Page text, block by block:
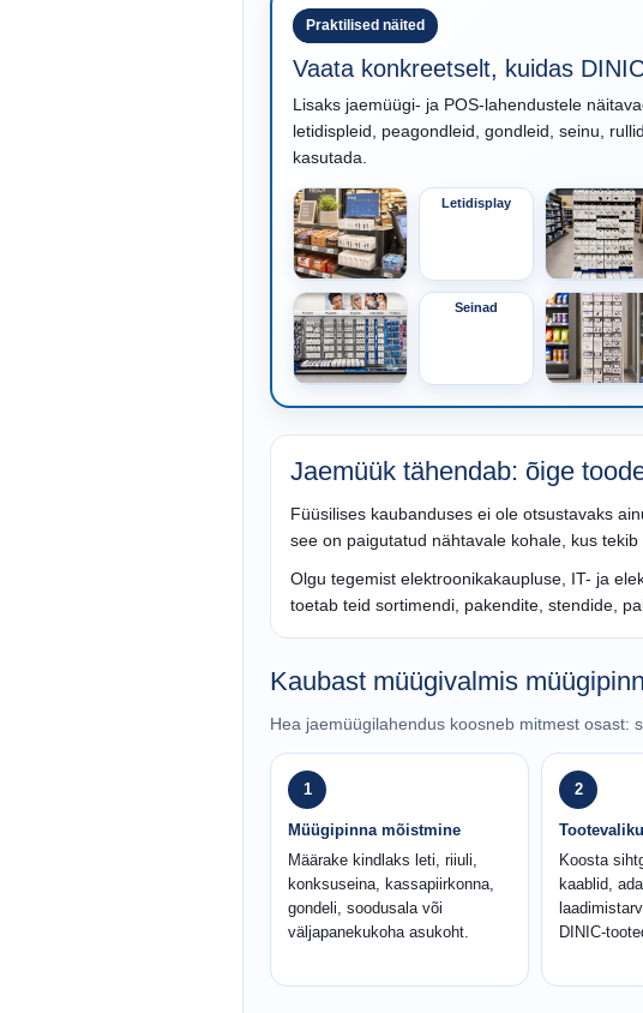
Praktilised näited
Vaata konkreetselt, kuidas
Lisaks jaemüügi- ja POS-lahendustele
letidispleid, peagondleid, gondleid, seinu,
kasutada.
Letidisplay
Seinad
Jaemüük tähendab: õige
Füüsilises kaubanduses ei ole otsustavaks
see on paigutatud nähtavale kohale, kus
Olgu tegemist elektroonikakaupluse, IT- ja
toetab teid sortimendi, pakendite, stendide,
Kaubast müügivalmis
Hea jaemüügilahendus koosneb mitmest osast:
1
Müügipinna mõistmine
Määrake kindlaks leti, riiuli,
konksuseina, kassapiirkonna,
gondeli, soodusala või
väljapanekukoha asukoht.
2
Koosta
kaablid,
DINIC-